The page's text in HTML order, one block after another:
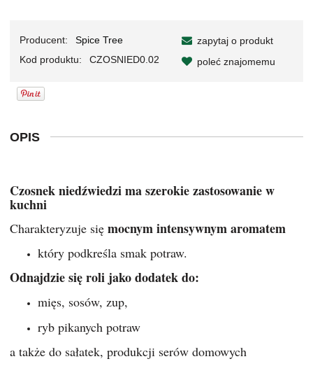
Producent:
Spice Tree
Kod produktu:
CZOSNIED0.02
zapytaj o produkt
poleć znajomemu
OPIS
Czosnekniedźwiedzi ma szerokie zastosowanie w
kuchni
Charakteryzuje się mocnym intensywnym aromatem
który podkreśla smak potraw.
Odnajdzie się roli jako dodatek do:
mięs, sosów, zup,
ryb pikanych potraw
a także do sałatek, produkcji serów domowych